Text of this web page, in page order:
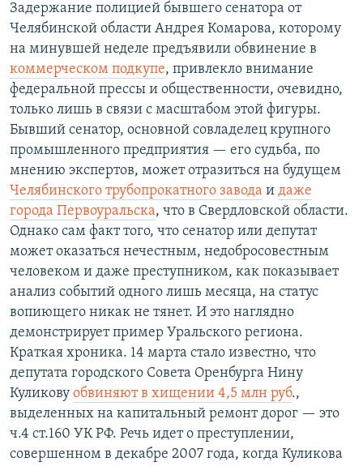
Все сайты РСЕ/РС
Задержание полицией бывшего сенатора от
Челябинской области Андрея Комарова, которому
на минувшей неделе предъявили обвинение в
коммерческом подкупе, привлекло внимание
федеральной прессы и общественности, очевидно,
только лишь в связи с масштабом этой фигуры.
Бывший сенатор, основной совладелец крупного
промышленного предприятия — его судьба, по
мнению экспертов, может отразиться на будущем
Челябинского трубопрокатного завода и даже
города Первоуральска, что в Свердловской области.
Однако сам факт того, что сенатор или депутат
может оказаться нечестным, недобросовестным
человеком и даже преступником, как показывает
анализ событий одного лишь месяца, на статус
вопиющего никак не тянет. И это наглядно
демонстрирует пример Уральского региона.
Краткая хроника. 14 марта стало известно, что
депутата городского Совета Оренбурга Нину
Куликову обвиняют в хищении 4,5 млн руб.,
выделенных на капитальный ремонт дорог — это
ч.4 ст.160 УК РФ. Речь идет о преступлении,
совершенном в декабре 2007 года, когда Куликова